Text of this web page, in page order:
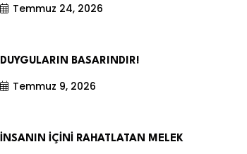
Temmuz 24, 2026
DUYGULARIN BASARINDIR!
Temmuz 9, 2026
İNSANIN İÇİNİ RAHATLATAN MELEK